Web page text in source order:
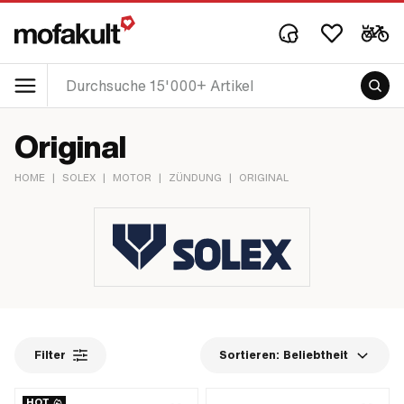
Original
HOME | SOLEX | MOTOR | ZÜNDUNG | ORIGINAL
Filter Sortieren: Beliebtheit